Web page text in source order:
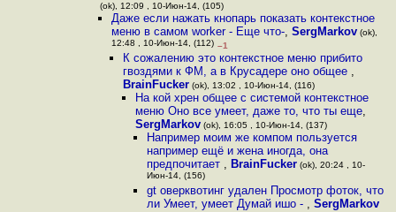
(ok), 12:09 , 10-Июн-14, (105)
Даже если нажать кнопарь показать контекстное
меню в самом worker - Еще что-, SergMarkov(ok),
12:48 , 10-Июн-14, (112) –1
К сожалению это контекстное меню прибито
гвоздями к ФМ, а в Крусадере оно общее ,
BrainFucker (ok), 13:02 , 10-Июн-14, (116)
На кой хрен общее с системой контекстное
меню Оно все умеет, даже то, что ты еще,
SergMarkov(ok), 16:05 , 10-Июн-14, (137)
Например моим же компом пользуется
например ещё и жена иногда, она
предпочитает , BrainFucker(ok), 20:24 , 10-
Июн-14, (156)
gt оверквотинг удален Просмотр фоток, что
ли Умеет, умеет Думай ишо - , SergMarkov